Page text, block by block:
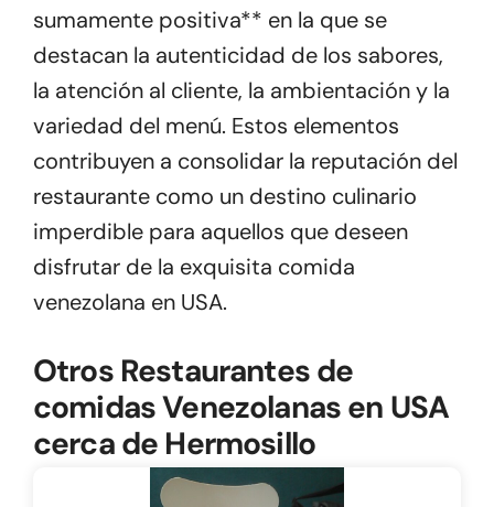
sumamente positiva** en la que se
destacan la autenticidad de los sabores,
la atención al cliente, la ambientación y la
variedad del menú. Estos elementos
contribuyen a consolidar la reputación del
restaurante como un destino culinario
imperdible para aquellos que deseen
disfrutar de la exquisita comida
venezolana en USA.
Otros Restaurantes de
comidas Venezolanas en USA
cerca de Hermosillo